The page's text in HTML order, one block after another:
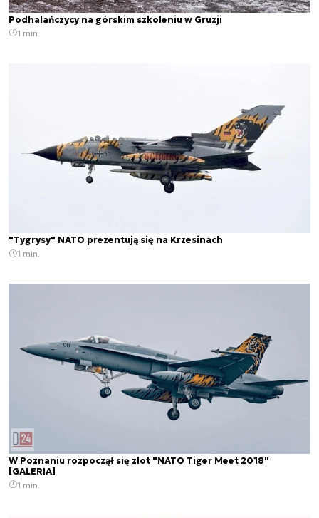
Podhalańczycy na górskim szkoleniu w Gruzji
1 min.
"Tygrysy" NATO prezentują się na Krzesinach
1 min.
W Poznaniu rozpoczął się zlot "NATO Tiger Meet 2018"
[GALERIA]
1 min.